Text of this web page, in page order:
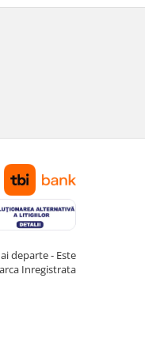
departe - Este
Inregistrata